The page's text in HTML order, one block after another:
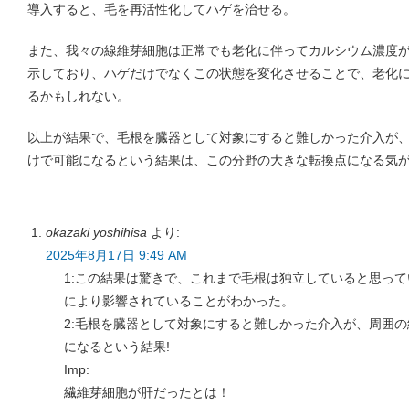
導入すると、毛を再活性化してハゲを治せる。
また、我々の線維芽細胞は正常でも老化に伴ってカルシウム濃度
示しており、ハゲだけでなくこの状態を変化させることで、老化
るかもしれない。
以上が結果で、毛根を臓器として対象にすると難しかった介入が
けで可能になるという結果は、この分野の大きな転換点になる気
okazaki yoshihisa より:
2025年8月17日 9:49 AM
1:この結果は驚きで、これまで毛根は独立していると思っ
により影響されていることがわかった。
2:毛根を臓器として対象にすると難しかった介入が、周囲
になるという結果!
Imp:
繊維芽細胞が肝だったとは！